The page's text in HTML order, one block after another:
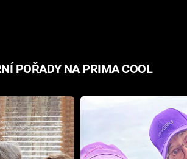
POŘADY NA PRIMA COOL